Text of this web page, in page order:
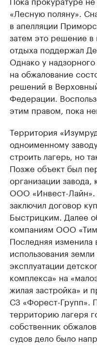
«Лесную поляну».
в апелляции
затем это решение в
отдыха поддержал
Однако у
на обжалование
решений в
Федерации.
этим правом, пока
Территория
одноименному
строить лагерь, но
Позже объект был
организации завода,
ООО «Инвест-Лайн».
заключил договор
Быстрицким. Далее
компаниям ООО
Последняя
использования
эксплуатации
комплекса» на
жилая застройка» и
СЗ «Форест-Групп».
территорию лагеря
собственник
судов дело было